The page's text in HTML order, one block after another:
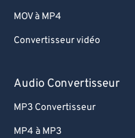
MOV à MP4
Convertisseur vidéo
Audio Convertisseur
MP3 Convertisseur
MP4 à MP3